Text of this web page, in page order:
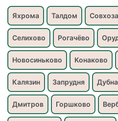
Яхрома Талдом
Селихово Рогачёво
Новосиньково Конаково
Калязин Запрудня Дубна
Дмитров Горшково